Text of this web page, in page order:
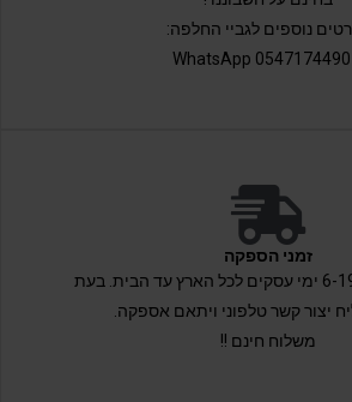
נוספים לגביי החלפה:
זמני הספקה
זמן אספקה בין 6-19 ימי עסקים לכל הארץ עד הבית. בעת
יצור קשר טלפוני ויתאם אספקה.
משלוח חינם !!